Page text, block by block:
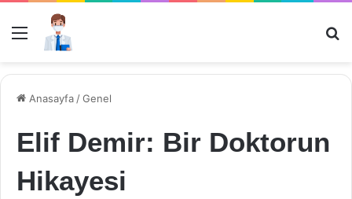
Menü
Anasayfa /Genel
Elif Demir: Bir Doktorun
Hikayesi